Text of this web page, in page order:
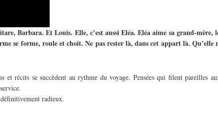
Barbara. Et Louis. Elle, c’est aussi Eléa. Eléa aime sa grand-mère,
se forme, roule et choit. Ne pas rester là, dans cet appart là.
récits se succèdent au rythme du voyage. Pensées qui filent pareilles
radieux.